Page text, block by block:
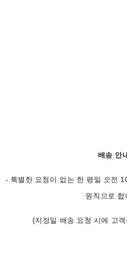
배송 안
- 특별한 요청이 없는 한 평일 오전
원칙으로 합
(지정일 배송 요청 시에 고